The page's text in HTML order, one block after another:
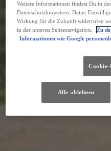
Weitere Informationen findest Du in
Datenschutzhinweisen. Deine
Wirkung für die Zukunft widerrufen
in der unteren Seitennavigation.
Zu
Informationen wie Google
Cookie-
Alle ablehnen